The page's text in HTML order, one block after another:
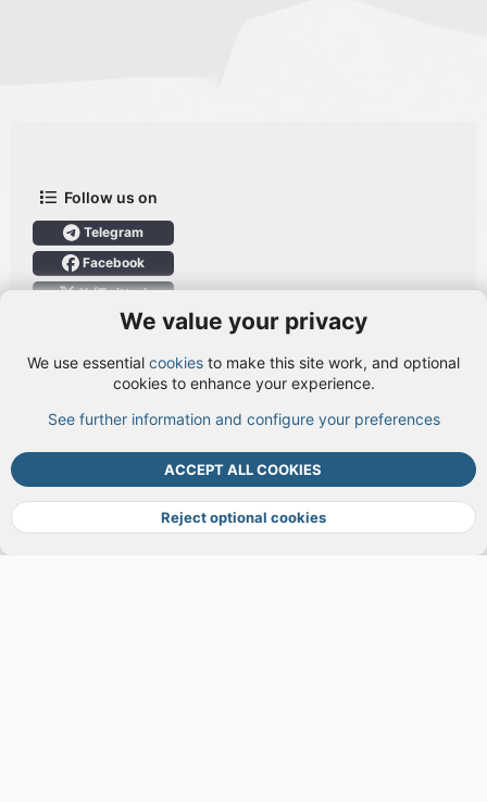
Follow us on
Telegram
Facebook
X (Twitter)
Login
Cookies Terms and rules Privacy policy Help DMCA
R
S
We value your privacy
We use essential cookies to make this site work, and optional
cookies to enhance your experience.
See further information and configure your preferences
ACCEPT ALL COOKIES
Reject optional cookies